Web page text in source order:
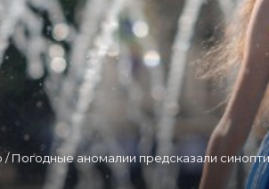
/Погодные аномалии предсказали